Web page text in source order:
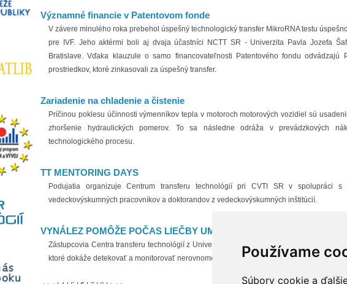
Používame
Súbory cookie a
Významné financie v Patentovom fonde
V závere minulého roka prebehol úspešný technologický transfer MikroRNA testu
pre IVF. Jeho aktérmi boli aj dvaja účastníci NCTT SR - Univerzita Pavla Jozefa
Bratislave. Vďaka klauzule o samo financovateľnosti Patentového fondu odvádzajú
prostriedkov, ktoré zinkasovali za úspešný transfer.
Zariadenie na chladenie a čistenie
Príčinou poklesu účinnosti výmenníkov tepla v motoroch motorových vozidiel sú
zhoršenie hydraulických pomerov. To sa následne odráža v prevádzkových
technologického procesu.
TT MENTORING DAYS
Podujatia organizuje Centrum transferu technológií pri CVTI SR v spolupráci s
vedeckovýskumných pracovníkov a doktorandov z vedeckovýskumných inštitúcií.
VYNÁLEZ POMÔŽE POČAS LIEČBY UMELOU PĽÚCNOU
Zástupcovia Centra transferu technológií z Univerzity Pavla Jozefa Šafárika v Košiciach
ktoré dokáže detekovať a monitorovať nerovnomernú distribúciu plynov v pľúcach počas